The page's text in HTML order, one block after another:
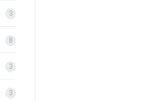
3
8
3
3